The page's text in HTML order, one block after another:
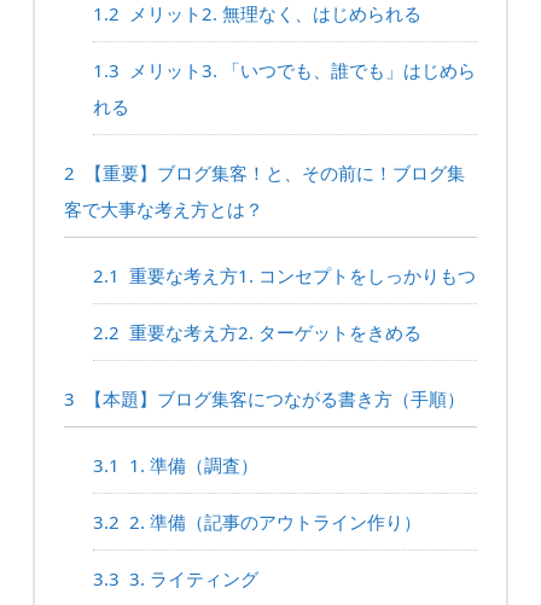
1.2 メリット2. 無理なく、はじめられる
1.3 メリット3. 「いつでも、誰でも」はじめら
れる
2
【重要】ブログ集客！と、その前に！ブログ集
客で大事な考え方とは？
2.1 重要な考え方1. コンセプトをしっかりもつ
2.2 重要な考え方2. ターゲットをきめる
3 【本題】ブログ集客につながる書き方（手順）
3.1 1. 準備（調査）
3.2 2. 準備（記事のアウトライン作り）
3.3 3. ライティング